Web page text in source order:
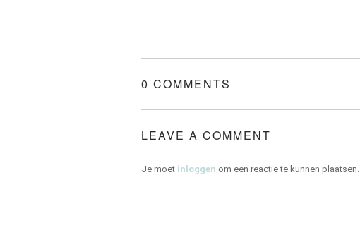
0 COMMENTS
LEAVE A COMMENT
Je moet inloggen om een reactie te kunnen plaatsen.